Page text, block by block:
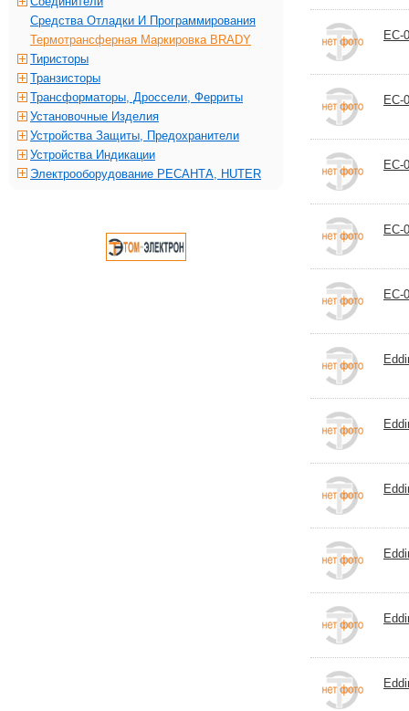
EC-
EC-
EC-
EC-
EC-
Средства Отладки И Программирования
Термотрансферная Маркировка BRADY
Тиристоры
Транзисторы
Трансформаторы, Дроссели, Ферриты
Установочные Изделия
Устройства Защиты, Предохранители
Устройства Индикации
Электрооборудование РЕСАНТА, HUTER